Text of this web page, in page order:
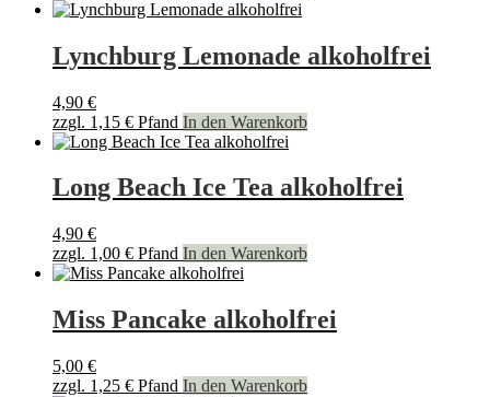
Lynchburg Lemonade alkoholfrei
4,90 €
zzgl. 1,15 € Pfand In den Warenkorb
Long Beach Ice Tea alkoholfrei
4,90 €
zzgl. 1,00 € Pfand In den Warenkorb
Miss Pancake alkoholfrei
5,00 €
zzgl. 1,25 € Pfand In den Warenkorb